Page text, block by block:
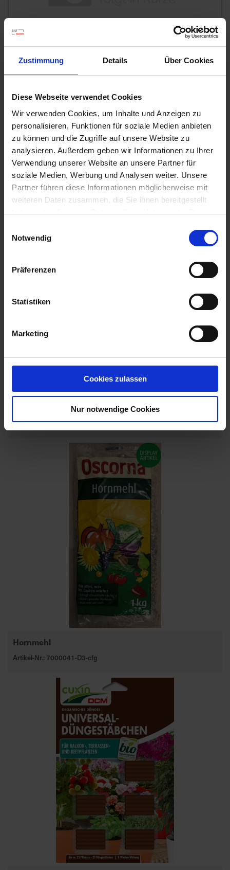
Zustimmung Details Über Cookies
Diese Webseite verwendet Cookies
Wir verwenden Cookies, um Inhalte und Anzeigen zu
personalisieren, Funktionen für soziale Medien anbieten
zu können und die Zugriffe auf unsere Website zu
analysieren. Außerdem geben wir Informationen zu Ihrer
Verwendung unserer Website an unsere Partner für
soziale Medien, Werbung und Analysen weiter. Unsere
Partner führen diese Informationen möglicherweise mit
weiteren Daten zusammen, die Sie ihnen bereitgestellt
haben oder die sie im Rahmen Ihrer Nutzung der Dienste
Notwendig
Präferenzen
Statistiken
Marketing
Cookies zulassen
Nur notwendige Cookies
Substral Herbst-Rasendünger
Artikel-Nr.: 7000790-06-cfg
Ähnliche Produkte
Pflanzenkohle Carbon Sink 10 kg
Artikel-Nr.: 7004541-01
Hornmehl
Artikel-Nr.: 7000041-D3-cfg